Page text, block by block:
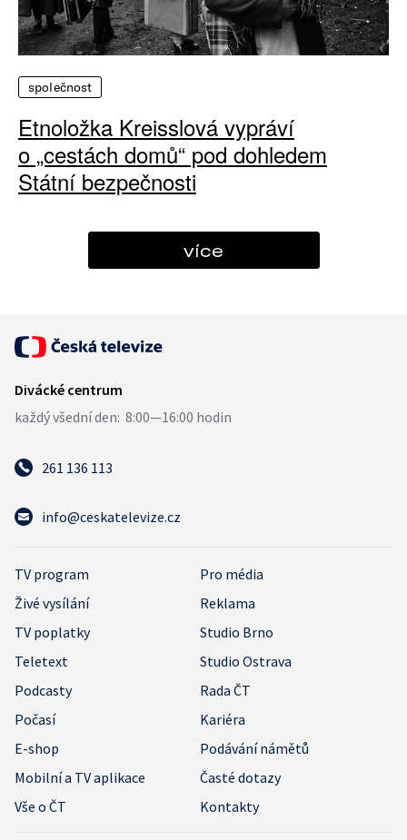
společnost
Etnoložka Kreisslová vypráví
o „cestách domů“ pod dohledem
Státní bezpečnosti
více
261 136 113
info@ceskatelevize.cz
TV program
Pro média
Živé vysílání
Reklama
TV poplatky
Studio Brno
Teletext
Studio Ostrava
Podcasty
Rada ČT
Počasí
Kariéra
E-shop
Podávání námětů
Mobilní a TV aplikace
Časté dotazy
Vše o ČT
Kontakty